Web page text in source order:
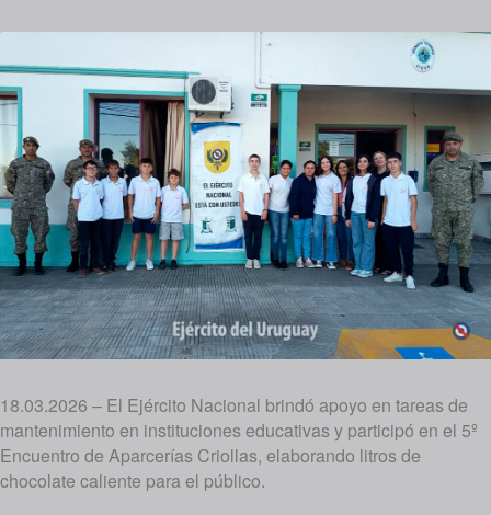
18.03.2026 – El Ejército Nacional brindó apoyo en tareas de
mantenimiento en instituciones educativas y participó en el 5º
Encuentro de Aparcerías Criollas, elaborando litros de
chocolate caliente para el público.